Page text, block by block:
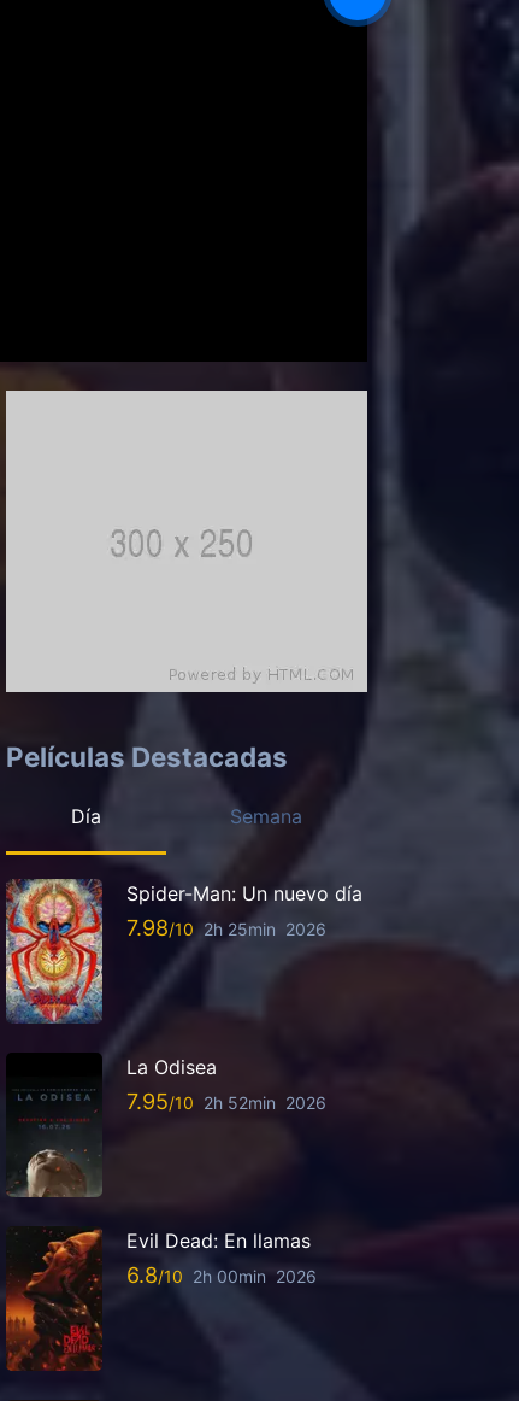
Películas Destacadas
Día Semana
Spider-Man: Un nuevo día
7.98 2h 25min 2026
La Odisea
7.95 2h 52min 2026
Evil Dead: En llamas
6.8 2h 00min 2026